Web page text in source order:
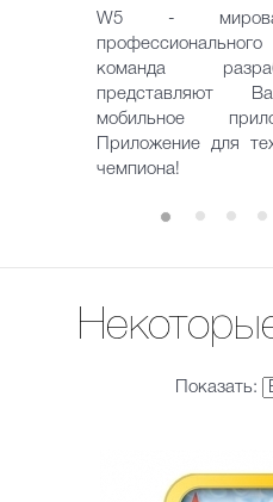
W5 - мировая
команда
представляют
мобильное
Приложение для
чемпиона!
Показать: